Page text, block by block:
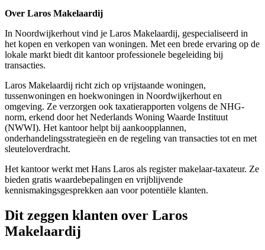
Over Laros Makelaardij
In Noordwijkerhout vind je Laros Makelaardij, gespecialiseerd in
het kopen en verkopen van woningen. Met een brede ervaring op de
lokale markt biedt dit kantoor professionele begeleiding bij
transacties.
Laros Makelaardij richt zich op vrijstaande woningen,
tussenwoningen en hoekwoningen in Noordwijkerhout en
omgeving. Ze verzorgen ook taxatierapporten volgens de NHG-
norm, erkend door het Nederlands Woning Waarde Instituut
(NWWI). Het kantoor helpt bij aankoopplannen,
onderhandelingsstrategieën en de regeling van transacties tot en met
sleuteloverdracht.
Het kantoor werkt met Hans Laros als register makelaar-taxateur. Ze
bieden gratis waardebepalingen en vrijblijvende
kennismakingsgesprekken aan voor potentiële klanten.
Dit zeggen klanten over Laros
Makelaardij